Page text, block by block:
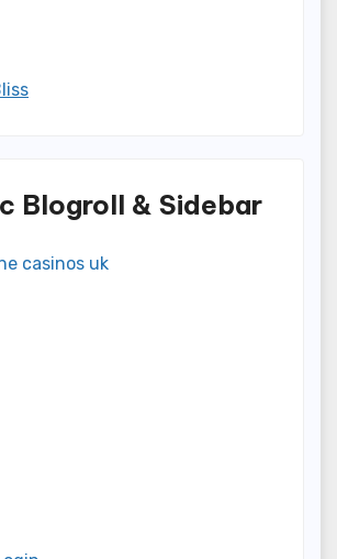
Blogroll & Sidebar
casinos uk